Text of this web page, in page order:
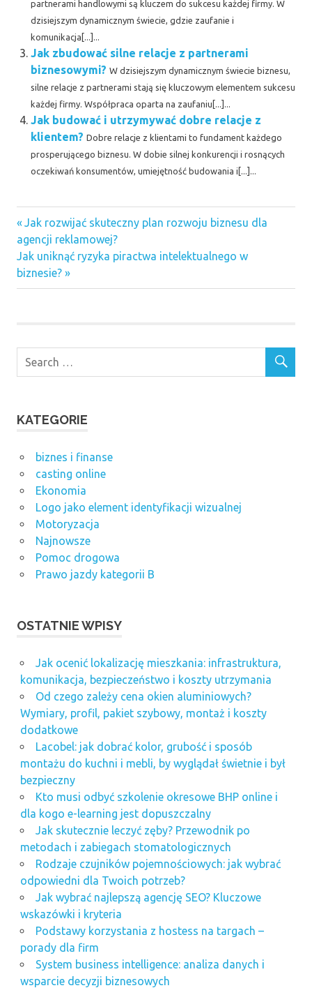
partnerami handlowymi są kluczem do sukcesu każdej firmy. W
dzisiejszym dynamicznym świecie, gdzie zaufanie i
komunikacja[...]...
Jak zbudować silne relacje z partnerami
biznesowymi? W dzisiejszym dynamicznym świecie biznesu,
silne relacje z partnerami stają się kluczowym elementem sukcesu
każdej firmy. Współpraca oparta na zaufaniu[...]...
Jak budować i utrzymywać dobre relacje z
klientem? Dobre relacje z klientami to fundament każdego
prosperującego biznesu. W dobie silnej konkurencji i rosnących
oczekiwań konsumentów, umiejętność budowania i[...]...
Nawigacja
wpisu
Previous
Post:
Jak rozwijać skuteczny plan rozwoju biznesu dla
agencji reklamowej?
Next
Post:
Jak uniknąć ryzyka piractwa intelektualnego w
biznesie?
KATEGORIE
biznes i finanse
casting online
Ekonomia
Logo jako element identyfikacji wizualnej
Motoryzacja
Najnowsze
Pomoc drogowa
Prawo jazdy kategorii B
OSTATNIE WPISY
Jak ocenić lokalizację mieszkania: infrastruktura,
komunikacja, bezpieczeństwo i koszty utrzymania
Od czego zależy cena okien aluminiowych?
Wymiary, profil, pakiet szybowy, montaż i koszty
dodatkowe
Lacobel: jak dobrać kolor, grubość i sposób
montażu do kuchni i mebli, by wyglądał świetnie i był
bezpieczny
Kto musi odbyć szkolenie okresowe BHP online i
dla kogo e-learning jest dopuszczalny
Jak skutecznie leczyć zęby? Przewodnik po
metodach i zabiegach stomatologicznych
Rodzaje czujników pojemnościowych: jak wybrać
odpowiedni dla Twoich potrzeb?
Jak wybrać najlepszą agencję SEO? Kluczowe
wskazówki i kryteria
Podstawy korzystania z hostess na targach –
porady dla firm
System business intelligence: analiza danych i
wsparcie decyzji biznesowych